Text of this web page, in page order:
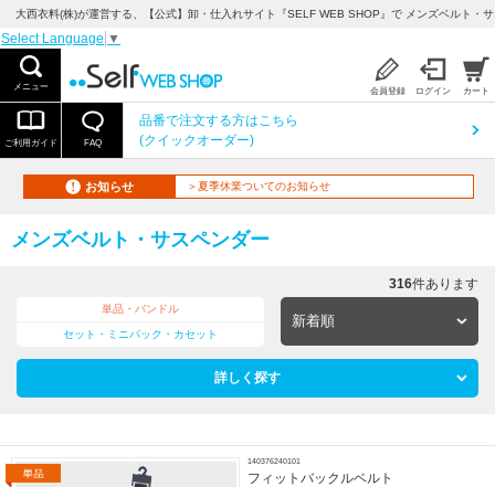
大西衣料(株)が運営する、【公式】卸・仕入れサイト『SELF WEB SHOP』で メンズベルト・
Select Language ▼
メニュー 会員登録 ログイン カート
ご利用ガイド FAQ
品番で注文する方はこちら
(クイックオーダー)
お知らせ ＞夏季休業ついてのお知らせ
メンズベルト・サスペンダー
単品・バンドル
セット・ミニパック・カセット
詳しく探す
316件あります
140376240101
フィットバックルベルト